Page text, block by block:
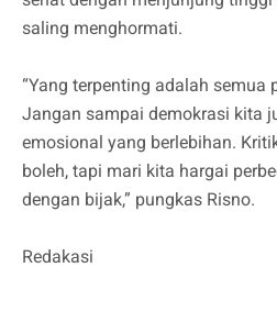
saling menghormati.
“Yang terpenting adalah semua
Jangan sampai demokrasi kita
emosional yang berlebihan.
boleh, tapi mari kita hargai
dengan bijak,” pungkas Risno.
Redakasi